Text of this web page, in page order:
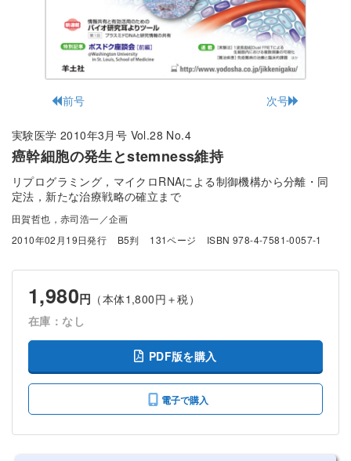
前号 次号
実験医学 2010年3月号 Vol.28 No.4
癌幹細胞の発生とstemness維持
リプログラミング，マイクロRNAによる制御機構から分離・同
定法，新たな治療戦略の確立まで
田賀哲也，赤司浩一／企画
2010年02月19日発行
B5判 131ページ ISBN 978-4-7581-0057-1
1,980円 （本体1,800円＋税）
在庫：なし
PDF版を購入
電子で購入